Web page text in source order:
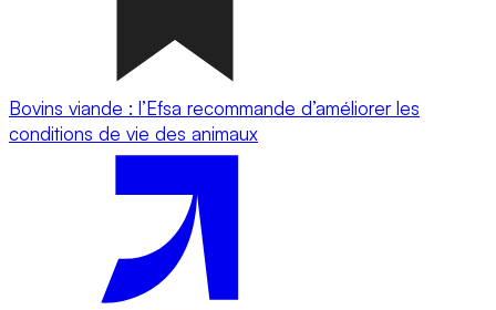
Bovins viande : l’Efsa recommande d’améliorer les
conditions de vie des animaux